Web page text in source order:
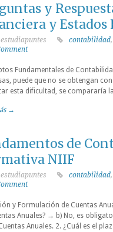
y
y Estados
contabilidad
Fundamentales de
puede que no se obtengan
esta dificultad, se compararía
→
de
NIIF
contabilidad,
y Formulación de Cuentas
Anuales? → b) No, es
Anuales. 2. ¿Cuál es el